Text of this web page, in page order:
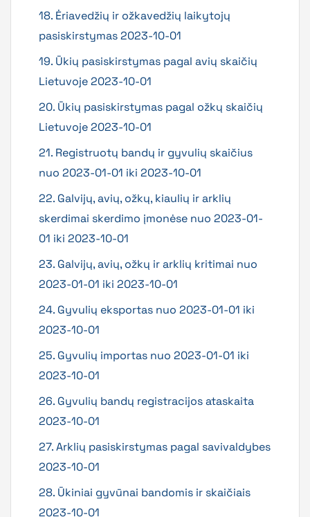
18. Ėriavedžių ir ožkavedžių laikytojų
pasiskirstymas 2023-10-01
19. Ūkių pasiskirstymas pagal avių skaičių
Lietuvoje 2023-10-01
20. Ūkių pasiskirstymas pagal ožkų skaičių
Lietuvoje 2023-10-01
21. Registruotų bandų ir gyvulių skaičius
nuo 2023-01-01 iki 2023-10-01
22. Galvijų, avių, ožkų, kiaulių ir arklių
skerdimai skerdimo įmonėse nuo 2023-01-
01 iki 2023-10-01
23. Galvijų, avių, ožkų ir arklių kritimai nuo
2023-01-01 iki 2023-10-01
24. Gyvulių eksportas nuo 2023-01-01 iki
2023-10-01
25. Gyvulių importas nuo 2023-01-01 iki
2023-10-01
26. Gyvulių bandų registracijos ataskaita
2023-10-01
27. Arklių pasiskirstymas pagal savivaldybes
2023-10-01
28. Ūkiniai gyvūnai bandomis ir skaičiais
2023-10-01